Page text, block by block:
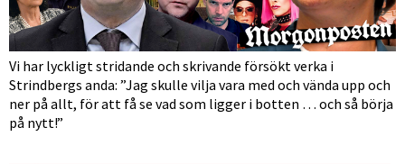
Vi har lyckligt stridande och skrivande försökt verka i
Strindbergs anda: ”Jag skulle vilja vara med och vända upp och
ner på allt, för att få se vad som ligger i botten … och så börja
på nytt!”